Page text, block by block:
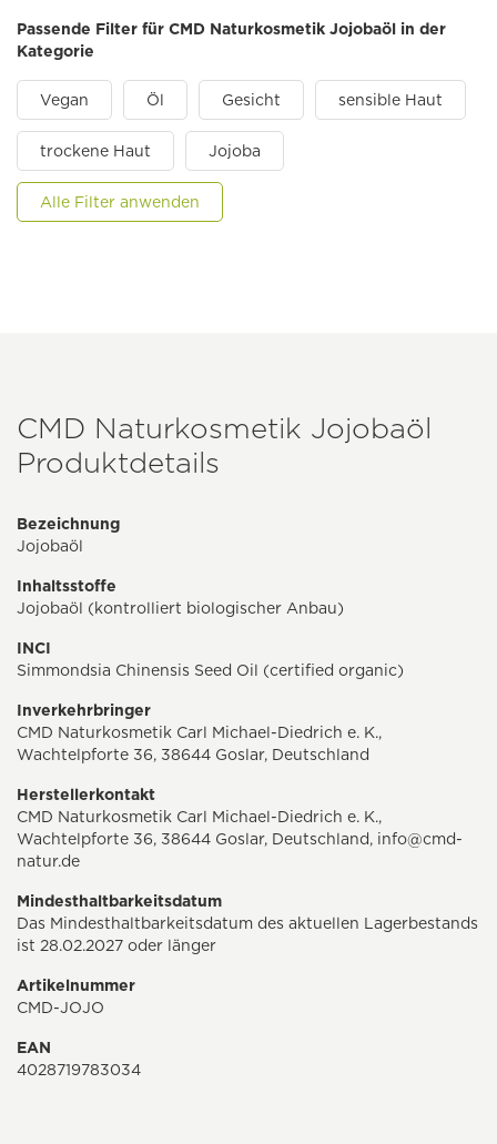
Passende Filter für CMD Naturkosmetik Jojobaöl in der
Kategorie
Vegan Öl Gesicht sensible Haut
trockene Haut Jojoba
Alle Filter anwenden
CMD Naturkosmetik Jojobaöl
Produktdetails
Bezeichnung
Jojobaöl
Inhaltsstoffe
Jojobaöl (kontrolliert biologischer Anbau)
INCI
Simmondsia Chinensis Seed Oil (certified organic)
Inverkehrbringer
CMD Naturkosmetik Carl Michael-Diedrich e. K.,
Wachtelpforte 36, 38644 Goslar, Deutschland
Herstellerkontakt
CMD Naturkosmetik Carl Michael-Diedrich e. K.,
Wachtelpforte 36, 38644 Goslar, Deutschland, info@cmd-
natur.de
Mindesthaltbarkeitsdatum
Das Mindesthaltbarkeitsdatum des aktuellen Lagerbestands
ist 28.02.2027 oder länger
Artikelnummer
CMD-JOJO
EAN
4028719783034